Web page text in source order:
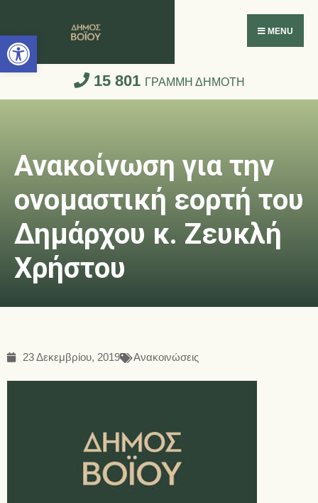
Ανοίξτε τη γραμμή εργαλείων
MENU
15 801 ΓΡΑΜΜΗ ΔΗΜΟΤΗ
Ανακοίνωση για την
ονομαστική εορτή του
Δημάρχου κ. Ζευκλή
Χρήστου
23 Δεκεμβρίου, 2019 Ανακοινώσεις